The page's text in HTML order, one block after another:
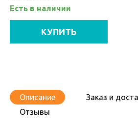
Есть в наличии
КУПИТЬ
Описание
Заказ и
Отзывы